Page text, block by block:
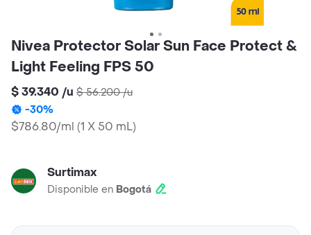
Nivea Protector Solar Sun Face Protect &
Light Feeling FPS 50
$ 39.340 /u $ 56.200/u
-30%
$786.80/ml (1 X 50 mL)
Surtimax
Disponible en Bogotá